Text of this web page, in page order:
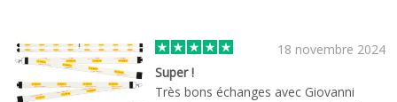
18 novembre 2024
Super !
Très bons échanges avec Giovanni